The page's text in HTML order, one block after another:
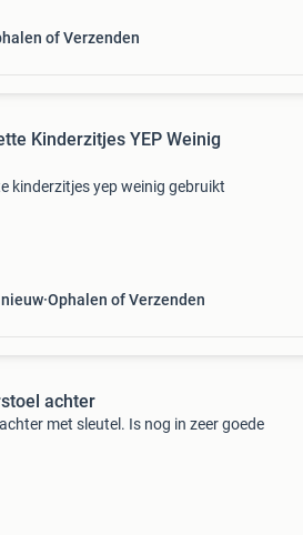
of Verzenden
Kinderzitjes YEP Weinig
kinderzitjes yep weinig gebruikt
Ophalen of Verzenden
achter
met sleutel. Is nog in zeer goede